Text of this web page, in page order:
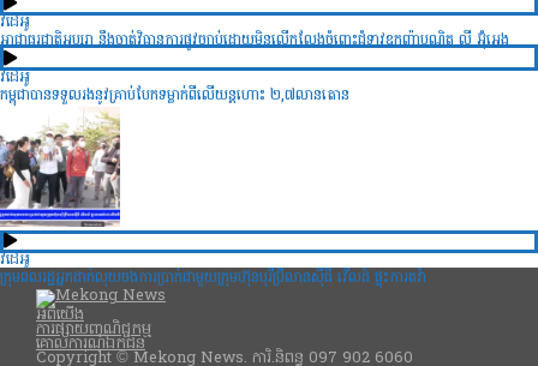
វីដេអូ
អាជ្ញាធរជាតិអប្សរា នឹងចាត់វិធានការផ្លូវច្បាប់ដោយមិនលើកលែងចំពោះជំទាវឧកញ៉ាបណ្ឌិត លី អ៊ុំអេង
វីដេអូ
កម្ពុជាបានទទួលរងនូវគ្រាប់បែកទម្លាក់ពីលើយន្តហោះ ២,៧លានតោន
វីដេអូ
ក្រុមពលរដ្ឋអ្នកដាក់លុយចងការប្រាក់ជាមួយក្រុមហ៊ុនបុរីប៊្រីលានស៊ីធី វើលដ៍ ផ្ទុះការតវ៉ា
អំពីយើង
ការផ្សាយពាណិជ្ជកម្ម
គោលការណ៍ឯកជន
Copyright © Mekong News. ការិ.និពន្ធ 097 902 6060